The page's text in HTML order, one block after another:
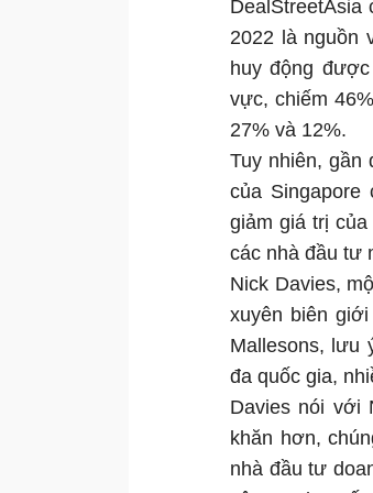
2022 là nguồn
huy động
vực, chiếm
27% và 12%.
Tuy nhiên, gần
của
giảm giá trị
các nhà đầu tư
Nick Davies,
xuyên biên
Mallesons, lưu
đa quốc gia,
Davies nói với
khăn hơn,
nhà đầu tư